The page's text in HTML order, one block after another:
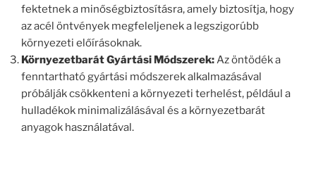
fektetnek a minőségbiztosításra, amely biztosítja, hogy
az acél öntvények megfeleljenek a legszigorúbb
környezeti előírásoknak.
Környezetbarát Gyártási Módszerek:Az öntödék a
fenntartható gyártási módszerek alkalmazásával
próbálják csökkenteni a környezeti terhelést, például a
hulladékok minimalizálásával és a környezetbarát
anyagok használatával.